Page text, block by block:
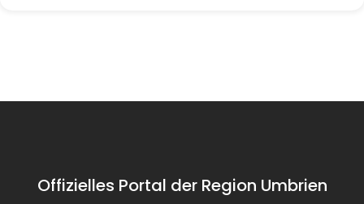
Offizielles Portal der Region Umbrien